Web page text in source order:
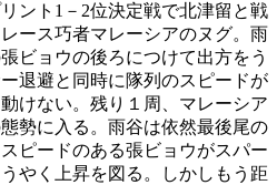
ント1－2位決定戦で北津留と戦
ース巧者マレーシアのヌグ。雨
ビョウの後ろにつけて出方をう
退避と同時に隊列のスピードが
けない。残り１周、マレーシア
勢に入る。雨谷は依然最後尾の
ピードのある張ビョウがスパー
やく上昇を図る。しかしもう距